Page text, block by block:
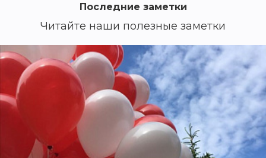
Последние заметки
Читайте наши полезные заметки